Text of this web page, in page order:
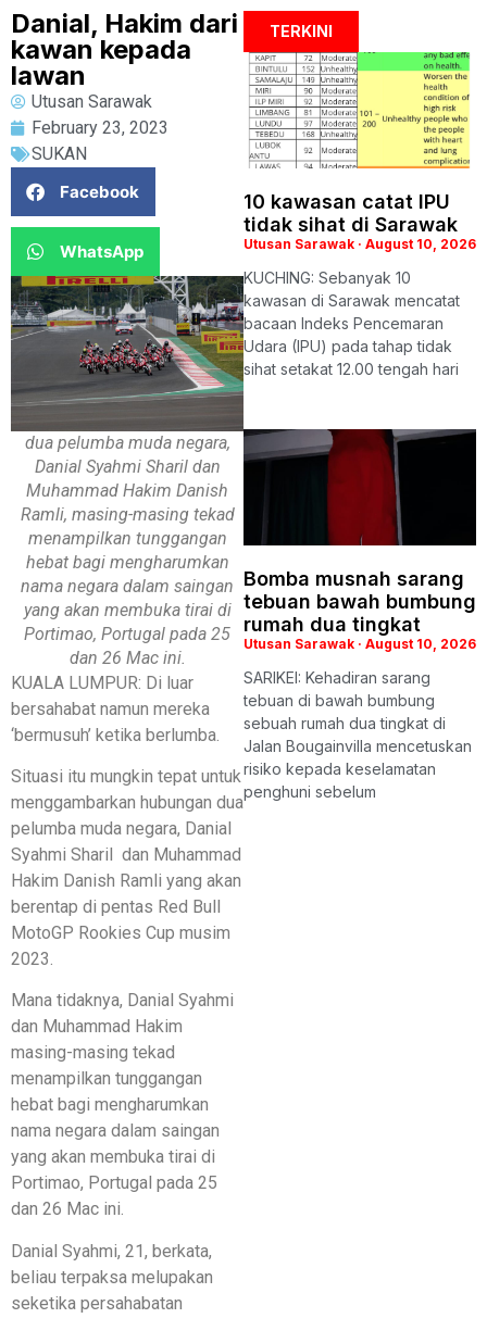
Danial, Hakim dari
kawan kepada
lawan
Utusan Sarawak
February 23, 2023
SUKAN
Facebook
WhatsApp
dua pelumba muda negara,
Danial Syahmi Sharil dan
Muhammad Hakim Danish
Ramli, masing-masing tekad
menampilkan tunggangan
hebat bagi mengharumkan
nama negara dalam saingan
yang akan membuka tirai di
Portimao, Portugal pada 25
dan 26 Mac ini.
KUALA LUMPUR: Di luar
bersahabat namun mereka
‘bermusuh’ ketika berlumba.
Situasi itu mungkin tepat untuk
menggambarkan hubungan dua
pelumba muda negara, Danial
Syahmi Sharil dan Muhammad
Hakim Danish Ramli yang akan
berentap di pentas Red Bull
MotoGP Rookies Cup musim
2023.
Mana tidaknya, Danial Syahmi
dan Muhammad Hakim
masing-masing tekad
menampilkan tunggangan
hebat bagi mengharumkan
nama negara dalam saingan
yang akan membuka tirai di
Portimao, Portugal pada 25
dan 26 Mac ini.
Danial Syahmi, 21, berkata,
beliau terpaksa melupakan
seketika persahabatan
TERKINI
10 kawasan catat IPU
tidak sihat di Sarawak
Utusan Sarawak August 10, 2026
KUCHING: Sebanyak 10
kawasan di Sarawak mencatat
bacaan Indeks Pencemaran
Udara (IPU) pada tahap tidak
sihat setakat 12.00 tengah hari
Bomba musnah sarang
tebuan bawah bumbung
rumah dua tingkat
Utusan Sarawak August 10, 2026
SARIKEI: Kehadiran sarang
tebuan di bawah bumbung
sebuah rumah dua tingkat di
Jalan Bougainvilla mencetuskan
risiko kepada keselamatan
penghuni sebelum